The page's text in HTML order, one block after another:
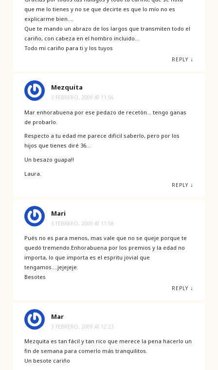
que me lo tienes y no se que decirte es que lo mío no es
explicarme bien….
Que te mando un abrazo de los largos que transmiten todo el
cariño, con cabeza en el hombro incluido…
Todo mi cariño para ti y los tuyos
REPLY ↓
Mezquita
3 FEBRERO, 2009 AT 11:56
Mar enhorabuena por ese pedazo de recetón… tengo ganas
de probarlo.
Respecto a tu edad me parece dificil saberlo, pero por los
hijos que tienes diré 36…
Un besazo guapa!!
Laura.
REPLY ↓
Mari
3 FEBRERO, 2009 AT 11:58
Pués no es para menos, mas vale que no se queje porque te
quedó tremendo.Enhorabuena por los premios y la edad no
importa, lo que importa es el espritu jovial que
tengamos….jejejeje.
Besotes
REPLY ↓
Mar
3 FEBRERO, 2009 AT 12:23
Mezquita es tan fácil y tan rico que merece la pena hacerlo un
fin de semana para comerlo más tranquilitos.
Un besote cariño